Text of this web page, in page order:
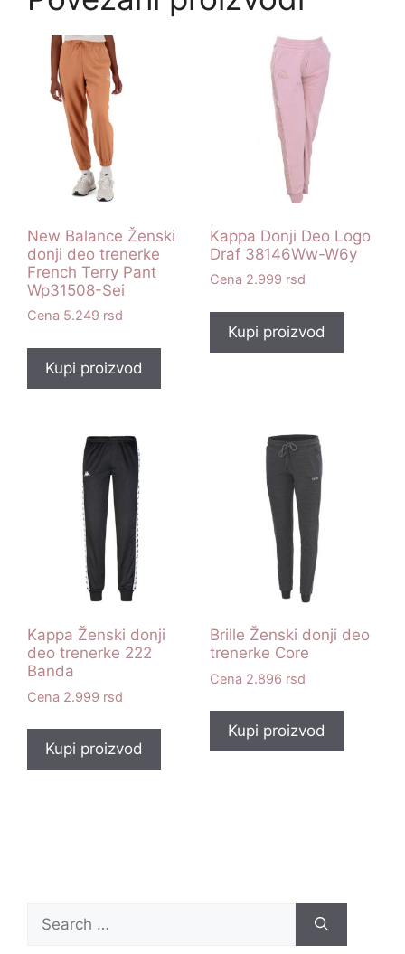
New Balance Ženski
donji deo trenerke
French Terry Pant
Wp31508-Sei
5.249 rsd
Kupi proizvod
Kappa Donji Deo Logo
Draf 38146Ww-W6y
2.999 rsd
Kupi proizvod
Kappa Ženski donji
deo trenerke 222
Banda
2.999 rsd
Kupi proizvod
Brille Ženski donji deo
trenerke Core
2.896 rsd
Kupi proizvod